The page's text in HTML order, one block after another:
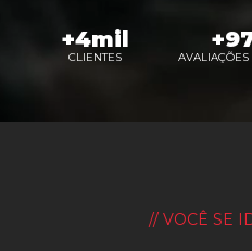
+4mil
CLIENTES AVALIAÇÕES
// VOCÊ SE